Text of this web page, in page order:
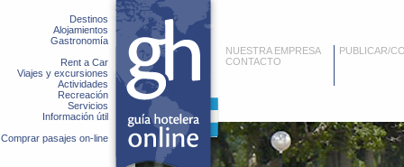
Destinos
Alojamientos
Gastronomía
Rent a Car
Viajes y excursiones
Actividades
Recreación
Servicios
Información útil
Comprar pasajes on-line
NUESTRA EMPRESA
CONTACTO
PUBLICAR/